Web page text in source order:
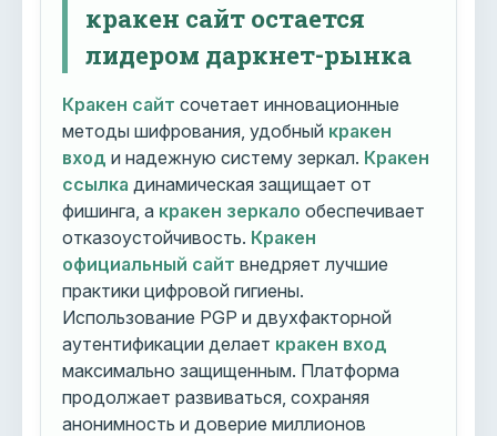
кракен сайт остается
лидером даркнет-рынка
Кракен сайт сочетает инновационные
методы шифрования, удобный кракен
вход и надежную систему зеркал. Кракен
ссылка динамическая защищает от
фишинга, а кракен зеркало обеспечивает
отказоустойчивость. Кракен
официальный сайт внедряет лучшие
практики цифровой гигиены.
Использование PGP и двухфакторной
аутентификации делает кракен вход
максимально защищенным. Платформа
продолжает развиваться, сохраняя
анонимность и доверие миллионов